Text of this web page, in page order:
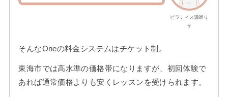
ピラティス講師リ
サ
そんなOneの料金システムはチケット制。
東海市では高水準の価格帯になりますが、初回体験で
あれば通常価格よりも安くレッスンを受けられます。